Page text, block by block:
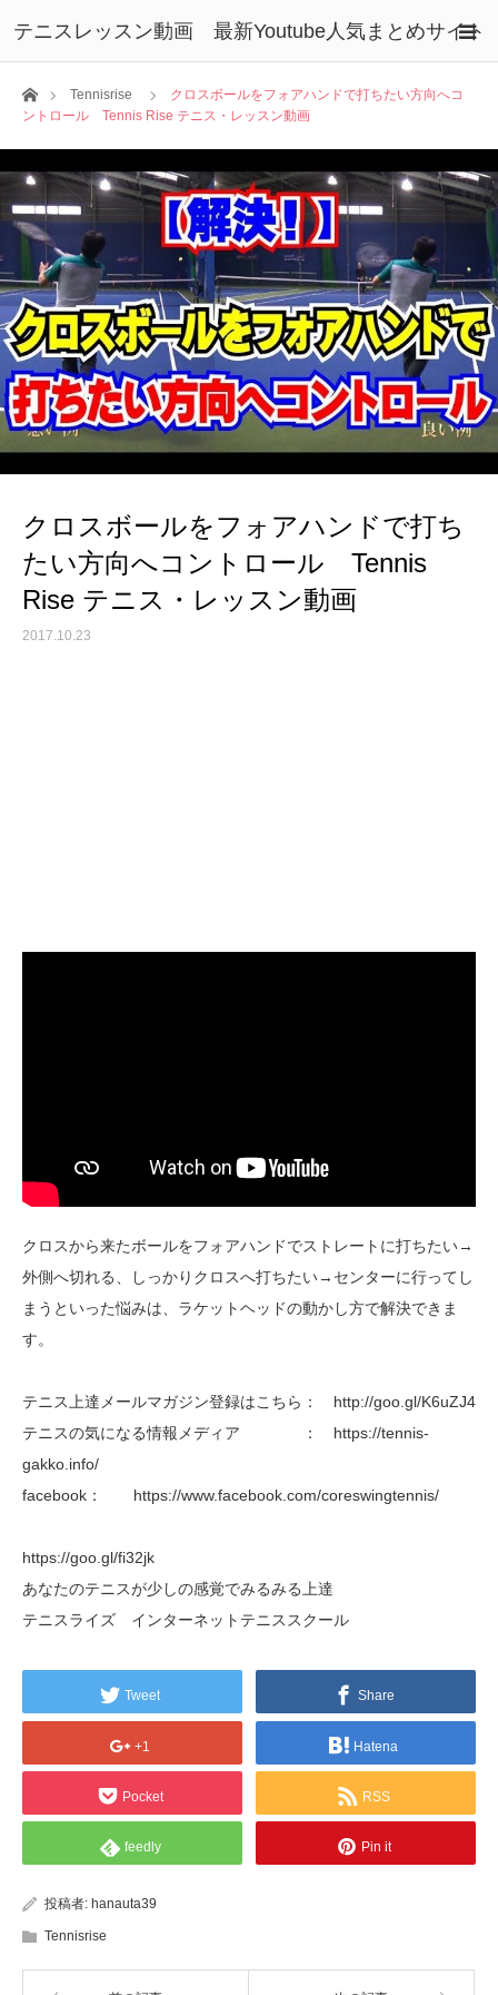
テニスレッスン動画 最新Youtube人気まとめサイト
ホームTennisrise
クロスボールをフォアハンドで打ちたい方向へコ
ントロール Tennis Rise テニス・レッスン動画
クロスボールをフォアハンドで打ち
たい方向へコントロール Tennis
Rise テニス・レッスン動画
2017.10.23
クロスから来たボールをフォアハンドでストレートに打ちたい→
外側へ切れる、しっかりクロスへ打ちたい→センターに行ってし
まうといった悩みは、ラケットヘッドの動かし方で解決できま
す。
テニス上達メールマガジン登録はこちら： http://goo.gl/K6uZJ4
テニスの気になる情報メディア ： https://tennis-
gakko.info/
facebook： https://www.facebook.com/coreswingtennis/
https://goo.gl/fi32jk
あなたのテニスが少しの感覚でみるみる上達
テニスライズ インターネットテニススクール
Tweet Share
+1 Hatena
Pocket RSS
feedly Pin it
投稿者: hanauta39
Tennisrise